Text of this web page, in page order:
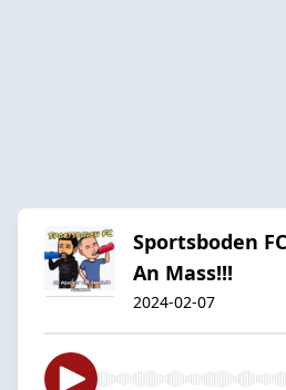
Sportsboden
An Mass!!!
2024-02-07